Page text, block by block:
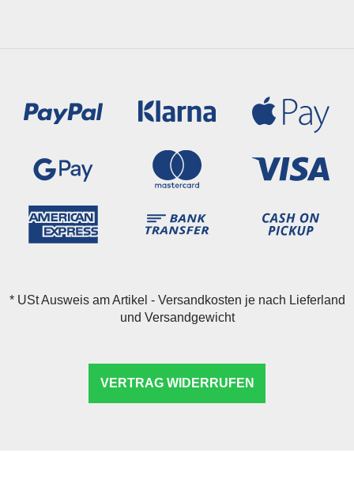
*USt Ausweis am Artikel - Versandkosten je nach Lieferland
und Versandgewicht
VERTRAG WIDERRUFEN